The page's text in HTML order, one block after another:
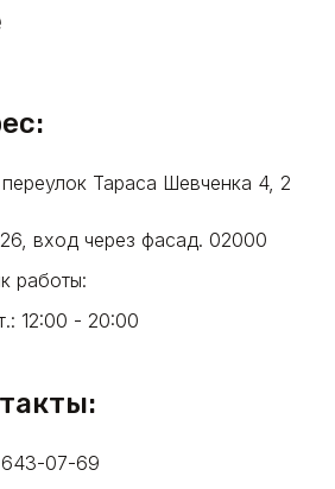
Тараса Шевченка 4, 2
вход через фасад. 02000
работы:
12:00 - 20:00
07-69